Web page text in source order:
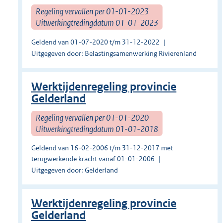
Regeling vervallen per 01-01-2023
Uitwerkingtredingdatum 01-01-2023
Geldend van 01-07-2020 t/m 31-12-2022
Uitgegeven door: Belastingsamenwerking Rivierenland
Werktijdenregeling provincie
Gelderland
Regeling vervallen per 01-01-2020
Uitwerkingtredingdatum 01-01-2018
Geldend van 16-02-2006 t/m 31-12-2017 met
terugwerkende kracht vanaf 01-01-2006
Uitgegeven door: Gelderland
Werktijdenregeling provincie
Gelderland